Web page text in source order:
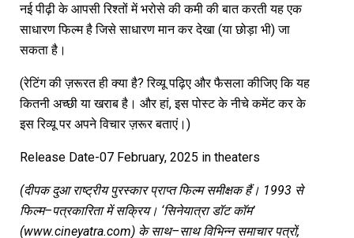
नई पीढ़ी के आपसी रिश्तों में भरोसे की कमी की बात करती यह एक
साधारण फिल्म है जिसे साधारण मान कर देखा (या छोड़ा भी) जा
सकता है।
(रेटिंग की ज़रूरत ही क्या है? रिव्यू पढ़िए और फैसला कीजिए कि यह
कितनी अच्छी या खराब है। और हां, इस पोस्ट के नीचे कमेंट कर के
इस रिव्यू पर अपने विचार ज़रूर बताएं।)
Release Date-07 February, 2025 in theaters
(दीपक दुआ राष्ट्रीय पुरस्कार प्राप्त फिल्म समीक्षक हैं। 1993 से
फिल्म–पत्रकारिता में सक्रिय। ‘सिनेयात्रा डॉट कॉम’
(www.cineyatra.com) के साथ–साथ विभिन्न समाचार पत्रों,